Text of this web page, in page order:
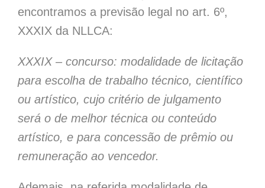
encontramos a previsão legal no art. 6º,
XXXIX da NLLCA:
XXXIX – concurso: modalidade de licitação
para escolha de trabalho técnico, científico
ou artístico, cujo critério de julgamento
será o de melhor técnica ou conteúdo
artístico, e para concessão de prêmio ou
remuneração ao vencedor.